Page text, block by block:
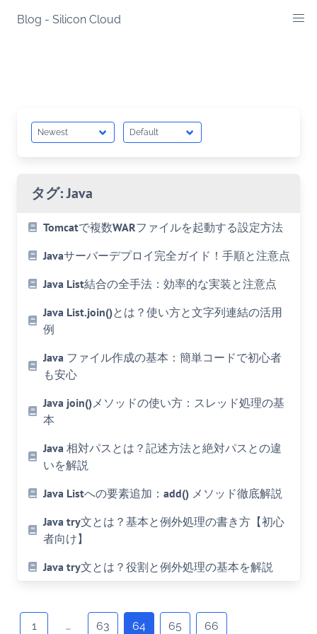
Blog - Silicon Cloud
タグ:Java
Tomcatで複数WARファイルを起動する設定方法
Javaサーバーデプロイ完全ガイド！手順と注意点
Java List結合の全手法：効率的な実装と注意点
Java List.join()とは？使い方と文字列連結の活用
例
Java ファイル作成の基本：簡単コードで初心者
も安心
Java join()メソッドの使い方：スレッド処理の基
本
Java 相対パスとは？記述方法と絶対パスとの違
いを解説
Java Listへの要素追加：add() メソッド徹底解説
Java try文とは？基本と例外処理の書き方【初心
者向け】
Java try文とは？役割と例外処理の基本を解説
navigation
1 … 63 64 65 66